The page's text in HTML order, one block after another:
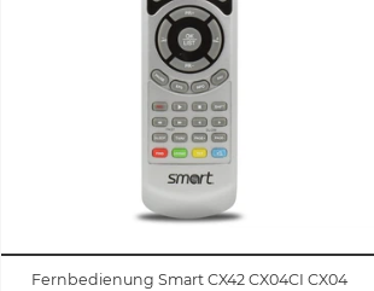
Fernbedienung Smart CX42 CX04CI CX04